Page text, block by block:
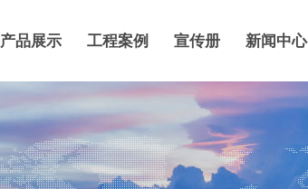
产品展示 工程案例 宣传册 新闻中心